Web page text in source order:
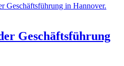
Geschäftsführung